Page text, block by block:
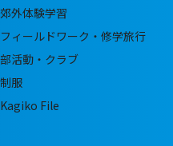
郊外体験学習
フィールドワーク・修学旅行
部活動・クラブ
制服
Kagiko File